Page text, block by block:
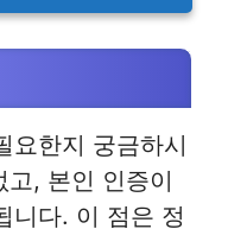
요한지 궁금하시
고, 본인 인증이
니다. 이 점은 정